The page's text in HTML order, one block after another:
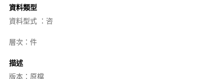
資料類型
資料型式 ：咨
層次：件
描述
版本：原檔